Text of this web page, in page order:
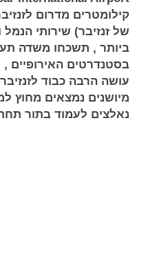
קילומטרים מדרום
של זנזיבר) שירותי הנמל
ביותר , תשכחו משדה
בסטנדרטים האירופיים
עושה הרבה כבוד
מיושנים נמצאים מחוץ
נאלצים לעמוד בתור